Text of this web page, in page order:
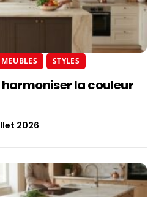
MEUBLES STYLES
la couleur
2026